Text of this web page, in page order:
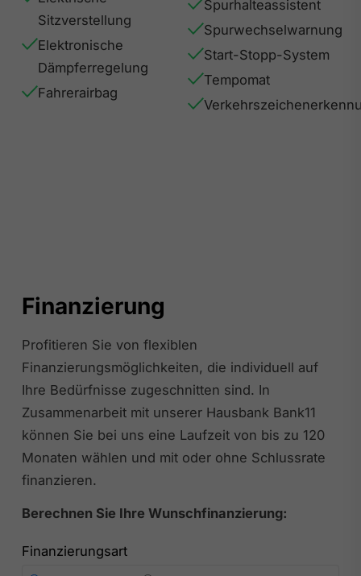
Sitzverstellung
Elektronische
Dämpferregelung
Fahrerairbag
Spurhalteassistent
Spurwechselwarnung
Start-Stopp-System
Tempomat
Finanzierung
Profitieren Sie von flexiblen
Finanzierungsmöglichkeiten, die individuell auf
Ihre Bedürfnisse zugeschnitten sind. In
Zusammenarbeit mit unserer Hausbank Bank11
können Sie bei uns eine Laufzeit von bis zu 120
Monaten wählen und mit oder ohne Schlussrate
finanzieren.
Berechnen Sie Ihre Wunschfinanzierung:
Finanzierungsart